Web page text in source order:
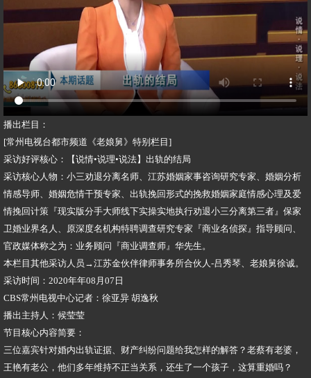
播出栏目：
[常州电视台都市频道《老娘舅》特别栏目]
采访好评核心：【说情•说理•说法】出轨的结局
采访核心人物：小三劝退分离名师、江苏婚姻家事咨询研究专家、婚姻分析
情感导师、婚姻危情干预专家、出轨挽回形式的挽救婚姻家庭情感心理及爱
情挽回计策『现实版分手大师线下实操实地执行劝退小三分离第三者』保家
卫婚业界名人、原深度名机构特聘调查研究专家『商业名侦探』指导顾问、
官政媒体称之为：业务顾问『商业调查师』华先生。
本栏目其他采访人员→江苏金伙伴律师事务所合伙人-吕秀琴、老娘舅徐诚。
采访时间：2020年年08月07日
CBS常州电视中心记者：徐亚异 胡逸秋
播出主持人：候莹莹
节目核心内容简要：
三位嘉宾针对婚内出轨证据、财产纠纷问题给我怎样的解答？老蔡有老婆，
王艳有老公，他们多年维持不正当关系，还生了一个孩子，这算重婚吗？